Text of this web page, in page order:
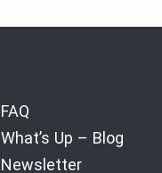
FAQ
What’s Up – Blog
Newsletter